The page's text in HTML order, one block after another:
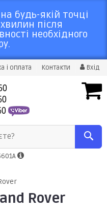
будь-якій точці
після
необхідного
і оплата Контакти Вхід
Rover